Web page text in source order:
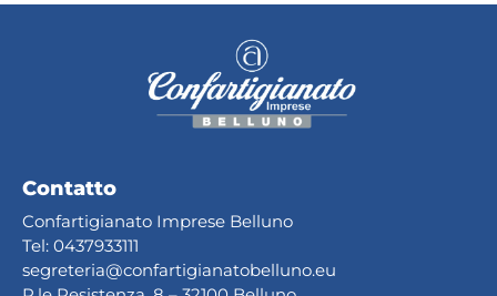
Contatto
Confartigianato Imprese Belluno
Tel: 0437933111
segreteria@confartigianatobelluno.eu